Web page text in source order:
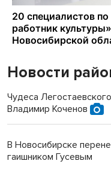
Новости
Чудеса
Владимир Коченов
В Новосибирске
гаишником Гусевым